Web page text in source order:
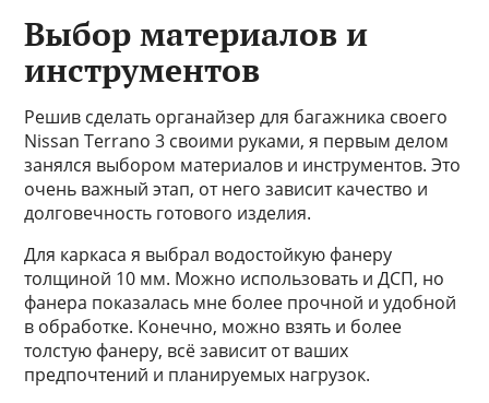
Выбор материалов и
инструментов
Решив сделать органайзер для багажника своего
Nissan Terrano 3 своими руками, я первым делом
занялся выбором материалов и инструментов. Это
очень важный этап, от него зависит качество и
долговечность готового изделия.
Для каркаса я выбрал водостойкую фанеру
толщиной 10 мм. Можно использовать и ДСП, но
фанера показалась мне более прочной и удобной
в обработке. Конечно, можно взять и более
толстую фанеру, всё зависит от ваших
предпочтений и планируемых нагрузок.